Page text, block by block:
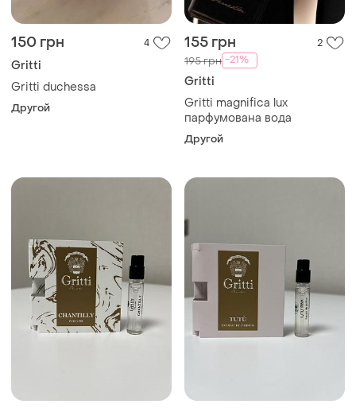
150 грн 4
Gritti
Gritti duchessa
Другой
155 грн 2
195 грн -21%
Gritti
Gritti magnifica lux
парфумована вода
Другой